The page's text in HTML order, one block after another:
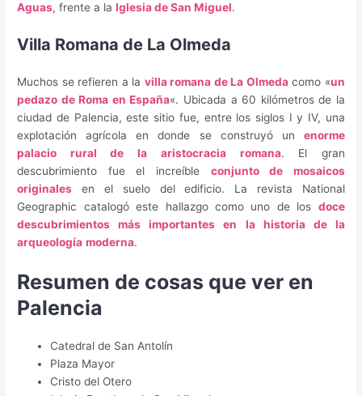
Aguas, frente a laIglesia de San Miguel.
Villa Romana de La Olmeda
Muchos se refieren a la villa romana de La Olmedacomo «un
pedazo de Roma en España«. Ubicada a 60 kilómetros de la
ciudad de Palencia, este sitio fue, entre los siglos I y IV, una
explotación agrícola en donde se construyó un enorme
palacio rural de la aristocracia romana. El gran
descubrimiento fue el increíble conjunto de mosaicos
originales en el suelo del edificio. La revista National
Geographic catalogó este hallazgo como uno de los doce
descubrimientos más importantes en la historia de la
arqueología moderna.
Resumen de cosas que ver en
Palencia
Catedral de San Antolín
Plaza Mayor
Cristo del Otero